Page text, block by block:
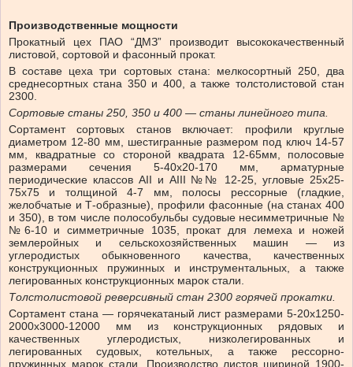
Производственные мощности
Прокатный цех ПАО “ДМЗ” производит высококачественный
листовой, сортовой и фасонный прокат.
В составе цеха три сортовых стана: мелкосортный 250, два
среднесортных стана 350 и 400, а также толстолистовой стан
2300.
Сортовые станы 250, 350 и 400 — станы линейного типа.
Сортамент сортовых станов включает: профили круглые
диаметром 12-80 мм, шестигранные размером под ключ 14-57
мм, квадратные со стороной квадрата 12-65мм, полосовые
размерами сечения 5-40х20-170 мм, арматурные
периодические классов AII и AIII №№ 12-25, угловые 25х25-
75х75 и толщиной 4-7 мм, полосы рессорные (гладкие,
желобчатые и Т-образные), профили фасонные (на станах 400
и 350), в том числе полособульбы судовые несимметричные №
№6-10 и симметричные 1035, прокат для лемеха и ножей
землеройных и сельскохозяйственных машин — из
углеродистых обыкновенного качества, качественных
конструкционных пружинных и инструментальных, а также
легированных конструкционных марок стали.
Толстолистовой реверсивный стан 2300 горячей прокатки.
Сортамент стана — горячекатаный лист размерами 5-20х1250-
2000х3000-12000 мм из конструкционных рядовых и
качественных углеродистых, низколегированных и
легированных судовых, котельных, а также рессорно-
пружинных марок стали. Производство листов шириной 1900-